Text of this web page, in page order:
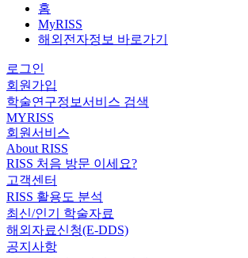
홈
MyRISS
해외전자정보 바로가기
로그인
회원가입
학술연구정보서비스 검색
MYRISS
회원서비스
About RISS
RISS 처음 방문 이세요?
고객센터
RISS 활용도 분석
최신/인기 학술자료
해외자료신청(E-DDS)
공지사항